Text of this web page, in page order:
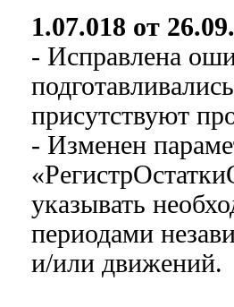
1.07.018 от
- Исправлена
присутствуют
- Изменен
указывать
периодами
и/или движений.